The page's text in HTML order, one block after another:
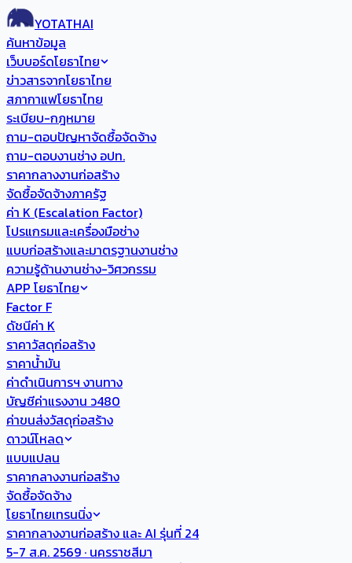
YOTATHAI
ค้นหาข้อมูล
เว็บบอร์ดโยธาไทย
ข่าวสารจากโยธาไทย
สภากาแฟโยธาไทย
ระเบียบ-กฎหมาย
ถาม-ตอบปัญหาจัดซื้อจัดจ้าง
ถาม-ตอบงานช่าง อปท.
ราคากลางงานก่อสร้าง
จัดซื้อจัดจ้างภาครัฐ
ค่า K (Escalation Factor)
โปรแกรมและเครื่องมือช่าง
แบบก่อสร้างและมาตรฐานงานช่าง
ความรู้ด้านงานช่าง-วิศวกรรม
APP โยธาไทย
Factor F
ดัชนีค่า K
ราคาวัสดุก่อสร้าง
ราคาน้ำมัน
ค่าดำเนินการฯ งานทาง
บัญชีค่าแรงงาน ว480
ค่าขนส่งวัสดุก่อสร้าง
ดาวน์โหลด
แบบแปลน
ราคากลางงานก่อสร้าง
จัดซื้อจัดจ้าง
โยธาไทยเทรนนิ่ง
ราคากลางงานก่อสร้าง และ AI รุ่นที่ 24
5-7 ส.ค. 2569 · นครราชสีมา